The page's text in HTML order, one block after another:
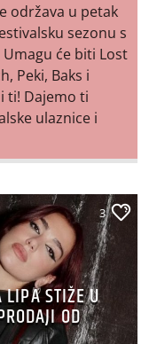
održava u petak
sezonu s
će biti Lost
Peki, Baks i
ti! Dajemo ti
ulaznice i
3
LIPA STIŽE U
OD